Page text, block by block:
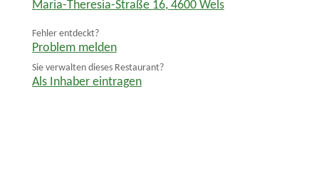
Maria-Theresia-Straße 16, 4600 Wels
Fehler entdeckt?
Problem melden
Sie verwalten dieses Restaurant?
Als Inhaber eintragen